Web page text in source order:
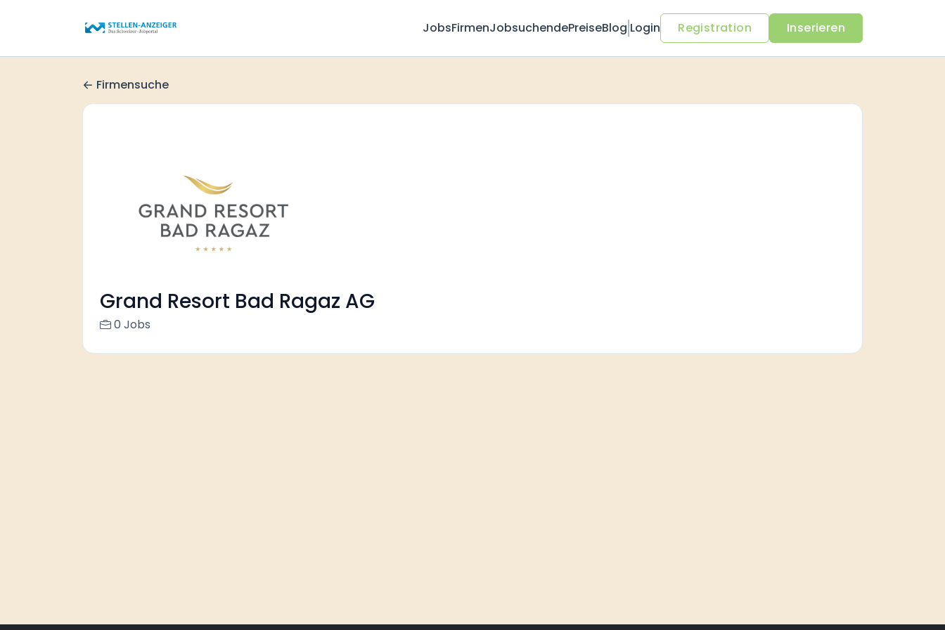
JobsFirmenJobsuchendePreiseBlog Login Registration Inserieren
Firmensuche
Grand Resort Bad Ragaz AG
0 Jobs